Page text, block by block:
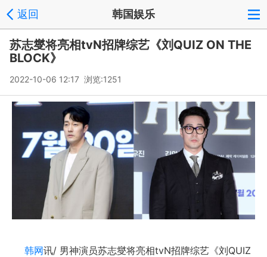
返回 韩国娱乐
苏志燮将亮相tvN招牌综艺《刘QUIZ ON THE
BLOCK》
2022-10-06 12:17 浏览:1251
韩网讯/ 男神演员苏志燮将亮相tvN招牌综艺《刘QUIZ